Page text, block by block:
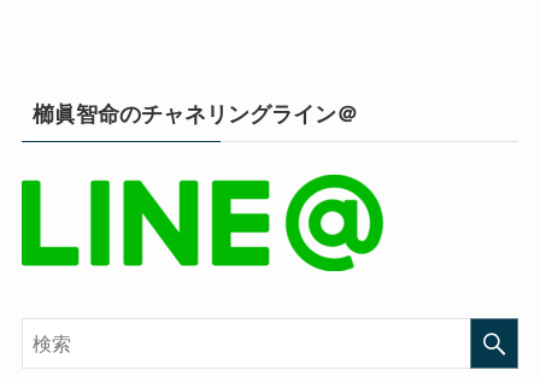
櫛眞智命のチャネリングライン＠